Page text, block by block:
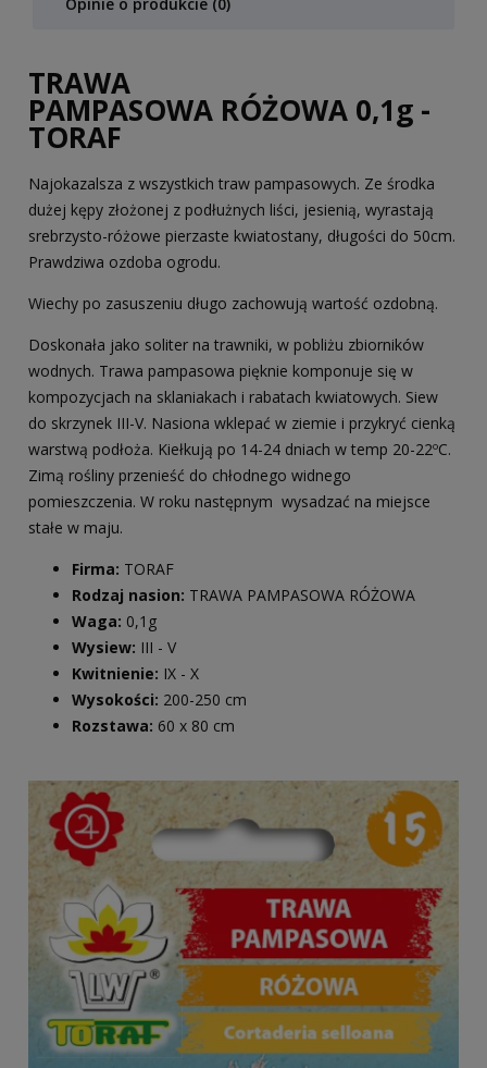
Opinie o produkcie (0)
TRAWA
PAMPASOWA RÓŻOWA 0,1g -
TORAF
Najokazalsza z wszystkich traw pampasowych. Ze środka
dużej kępy złożonej z podłużnych liści, jesienią, wyrastają
srebrzysto-różowe pierzaste kwiatostany, długości do 50cm.
Prawdziwa ozdoba ogrodu.
Wiechy po zasuszeniu długo zachowują wartość ozdobną.
Doskonała jako soliter na trawniki, w pobliżu zbiorników
wodnych. Trawa pampasowa pięknie komponuje się w
kompozycjach na sklaniakach i rabatach kwiatowych. Siew
do skrzynek III-V. Nasiona wklepać w ziemie i przykryć cienką
warstwą podłoża. Kiełkują po 14-24 dniach w temp 20-22ºC.
Zimą rośliny przenieść do chłodnego widnego
pomieszczenia. W roku następnym wysadzać na miejsce
stałe w maju.
Firma: TORAF
Rodzaj nasion: TRAWA PAMPASOWA RÓŻOWA
Waga: 0,1g
Wysiew: III - V
Kwitnienie: IX - X
Wysokości: 200-250 cm
Rozstawa: 60 x 80 cm